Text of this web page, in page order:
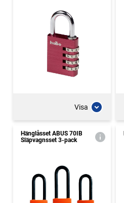
Visa
Hänglåsset ABUS 70IB
Släpvagnsset 3-pack